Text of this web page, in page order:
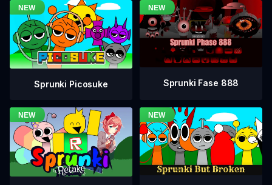
Sprunki Picosuke Sprunki Fase 888